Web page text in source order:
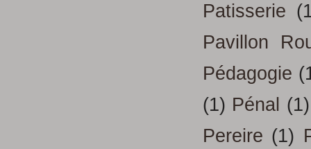
Patisserie
Pavillon
Pédagogie
(1) Pénal (1)
Pereire (1)